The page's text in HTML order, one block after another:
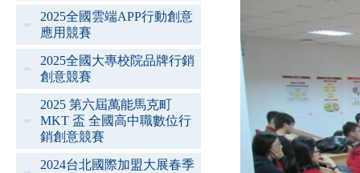
2025全國雲端APP行動創意
應用競賽
2025全國大專校院品牌行銷
創意競賽
2025 第六屆萬能馬克町
MKT 盃 全國高中職數位行
銷創意競賽
2024台北國際加盟大展春季